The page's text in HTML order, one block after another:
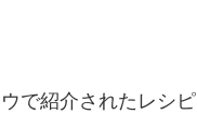
で紹介されたレシピ